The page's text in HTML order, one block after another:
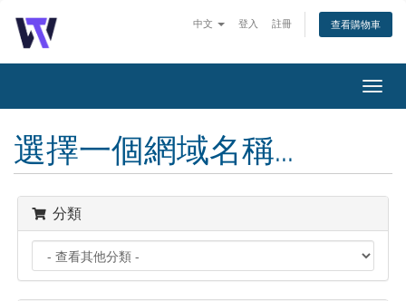
中文 登入 註冊 查看購物車
切
換
選擇一個網域名稱...
分類